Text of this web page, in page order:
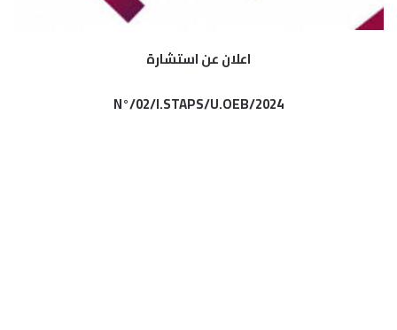
اعلان عن استشارة
N°/02/I.STAPS/U.OEB/2024